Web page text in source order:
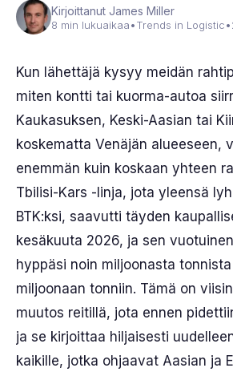
Kirjoittanut James Miller
8 min lukuaikaa•Trends in Logistic•
Kun lähettäjä kysyy meidän
miten kontti tai kuorma-autoa
Kaukasuksen, Keski-Aasian tai
koskematta Venäjän alueeseen,
enemmän kuin koskaan yhteen
Tbilisi-Kars -linja, jota yleensä
BTK:ksi, saavutti täyden
kesäkuuta 2026, ja sen
hyppäsi noin miljoonasta
miljoonaan tonniin. Tämä on
muutos reitillä, jota ennen
ja se kirjoittaa hiljaisesti
kaikille, jotka ohjaavat Aasian ja